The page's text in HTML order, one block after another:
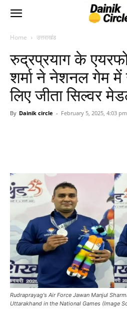
Home उत्तराखंड
रुद्रप्रयाग के
शर्मा ने नेशनल गेम
लिए जीता सिल्वर
By Dainik circle - February 5, 2025, 4:03 pm
Rudraprayag's Air Force Jawan Manjul
Uttarakhand in the National Games (Image